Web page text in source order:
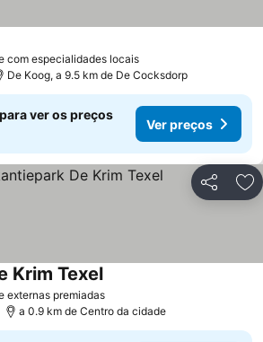
com especialidades locais
De Koog, a 9.5 km de De Cocksdorp
ver os preços
Ver preços
Partilhar
externas premiadas
Krim Texel
a 0.9 km de Centro da cidade